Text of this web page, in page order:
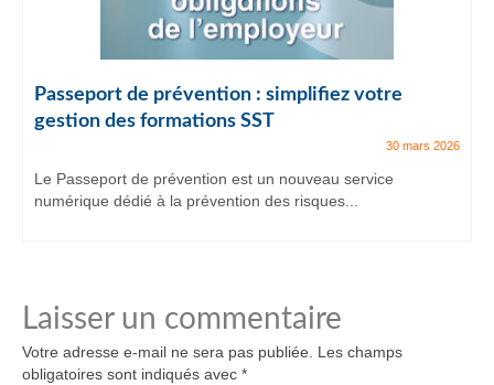
Passeport de prévention : simplifiez votre
gestion des formations SST
30 mars 2026
Le Passeport de prévention est un nouveau service
numérique dédié à la prévention des risques...
Laisser un commentaire
Votre adresse e-mail ne sera pas publiée.
Les champs
obligatoires sont indiqués avec *